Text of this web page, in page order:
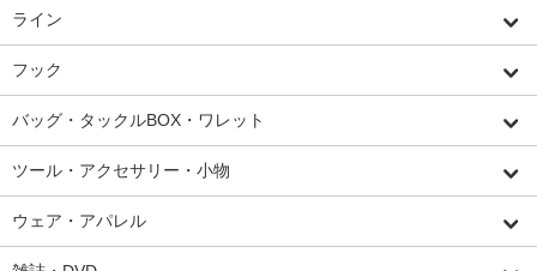
ライン
フック
バッグ・タックルBOX・ワレット
ツール・アクセサリー・小物
ウェア・アパレル